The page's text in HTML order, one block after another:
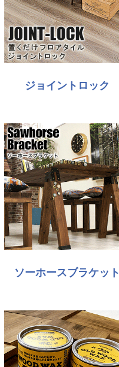
ジョイントロック
ソーホースブラケット